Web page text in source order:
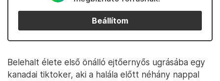
Beállítom
Belehalt élete első önálló ejtőernyős ugrásába egy
kanadai tiktoker, aki a halála előtt néhány nappal